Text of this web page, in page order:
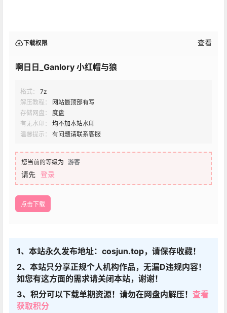
下载权限 查看
啊日日_Ganlory 小红帽与狼
格式：
7z
解压教程：
网站最顶部有写
存储网盘：
度盘
有无水印：
均不加本站水印
温馨提示：
有问题请联系客服
您当前的等级为 游客
请先 登录
点击下载
1、本站永久发布地址：cosjun.top，请保存收藏！
2、本站只分享正规个人机构作品，无漏D违规内容！
如您有这方面的需求请关闭本站，谢谢！
3、积分可以下载单期资源！请勿在网盘内解压！ 查看
获取积分